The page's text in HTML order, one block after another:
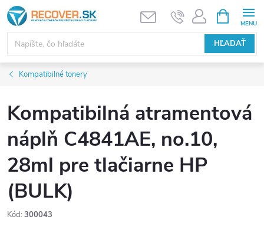
Prejsť
na
obsah
HĽADAŤ
KOŠÍK
Kompatibilné tonery
Kompatibilná atramentová
náplň C4841AE, no.10,
28ml pre tlačiarne HP
(BULK)
Kód: 300043